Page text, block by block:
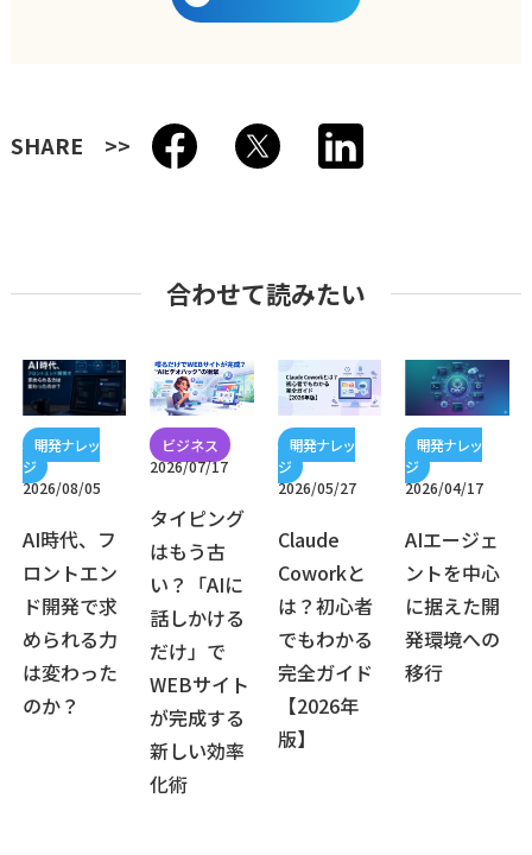
SHARE
合わせて読みたい
2026/08/05
AI時代、フ
ロントエン
ド開発で求
められる力
は変わった
のか？
2026/07/17
タイピング
はもう古
い？「AIに
話しかける
だけ」で
WEBサイト
が完成する
新しい効率
化術
2026/05/27
Claude
Coworkと
は？初心者
でもわかる
完全ガイド
【2026年
版】
2026/04/17
AIエージェ
ントを中心
に据えた開
発環境への
移行